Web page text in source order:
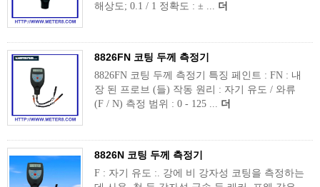
해상도; 0.1 / 1 정확도 : ± ... 더
8826FN 코팅 두께 측정기
8826FN 코팅 두께 측정기 특징 페인트 : FN : 내
장 된 프로브 (들) 작동 원리 : 자기 유도 / 와류
(F / N) 측정 범위 : 0 - 125 ... 더
8826N 코팅 두께 측정기
F : 자기 유도 :. 강에 비 강자성 코팅을 측정하는